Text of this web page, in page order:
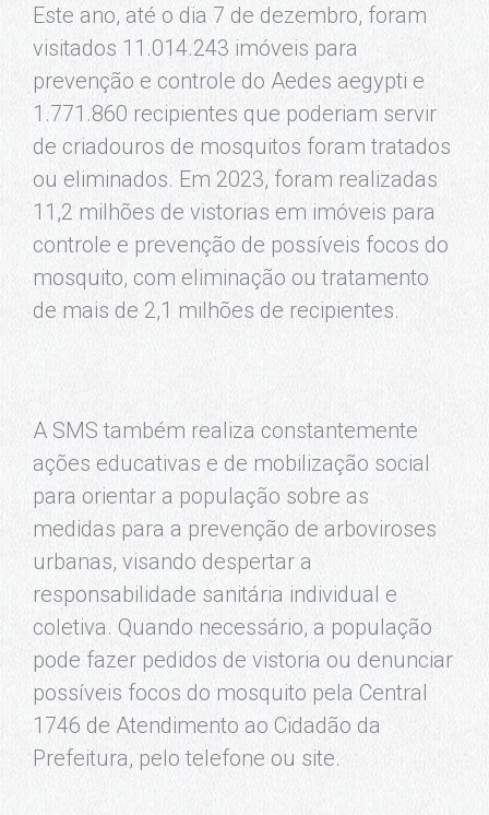
Este ano, até o dia 7 de dezembro, foram
visitados 11.014.243 imóveis para
prevenção e controle do Aedes aegypti e
1.771.860 recipientes que poderiam servir
de criadouros de mosquitos foram tratados
ou eliminados. Em 2023, foram realizadas
11,2 milhões de vistorias em imóveis para
controle e prevenção de possíveis focos do
mosquito, com eliminação ou tratamento
de mais de 2,1 milhões de recipientes.
A SMS também realiza constantemente
ações educativas e de mobilização social
para orientar a população sobre as
medidas para a prevenção de arboviroses
urbanas, visando despertar a
responsabilidade sanitária individual e
coletiva. Quando necessário, a população
pode fazer pedidos de vistoria ou denunciar
possíveis focos do mosquito pela Central
1746 de Atendimento ao Cidadão da
Prefeitura, pelo telefone ou site.